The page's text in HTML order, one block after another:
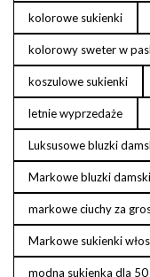
kolorowe sukienki
kolorowy sweter w
koszulowe sukienki
letnie wyprzedaże
Luksusowe bluzki
Markowe bluzki
markowe ciuchy za
Markowe sukienki
modna sukienka dla